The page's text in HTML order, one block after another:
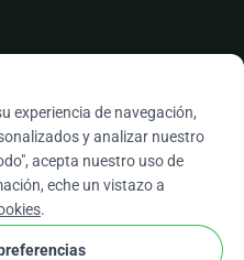
experiencia de navegación,
y analizar nuestro
acepta nuestro uso de
eche un vistazo a
.